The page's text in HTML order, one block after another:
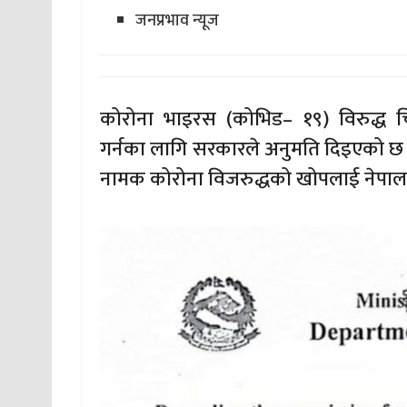
जनप्रभाव न्यूज
कोरोना भाइरस (कोभिड– १९) विरुद्ध
गर्नका लागि सरकारले अनुमति दिइएको छ
नामक कोरोना विजरुद्धको खोपलाई